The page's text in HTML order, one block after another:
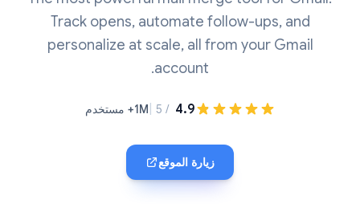
Track opens, automate follow-ups, and
personalize at scale, all from your Gmail
account.
4.9
/ 5 1M+ مستخدم
زيارة الموقع